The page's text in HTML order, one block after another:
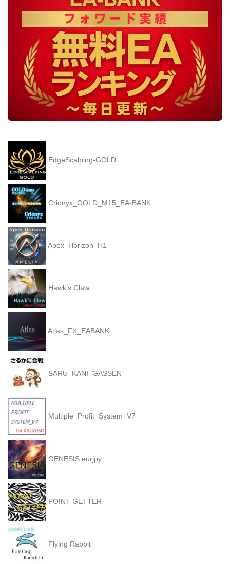
EdgeScalping-GOLD
Crionyx_GOLD_M15_EA-BANK
Apex_Horizon_H1
Hawk’s Claw
Atlas_FX_EABANK
SARU_KANI_GASSEN
Multiple_Profit_System_V7
GENESIS eurjpy
POINT GETTER
Flying Rabbit